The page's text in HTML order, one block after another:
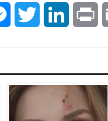
MessengerTwitter LinkedIn